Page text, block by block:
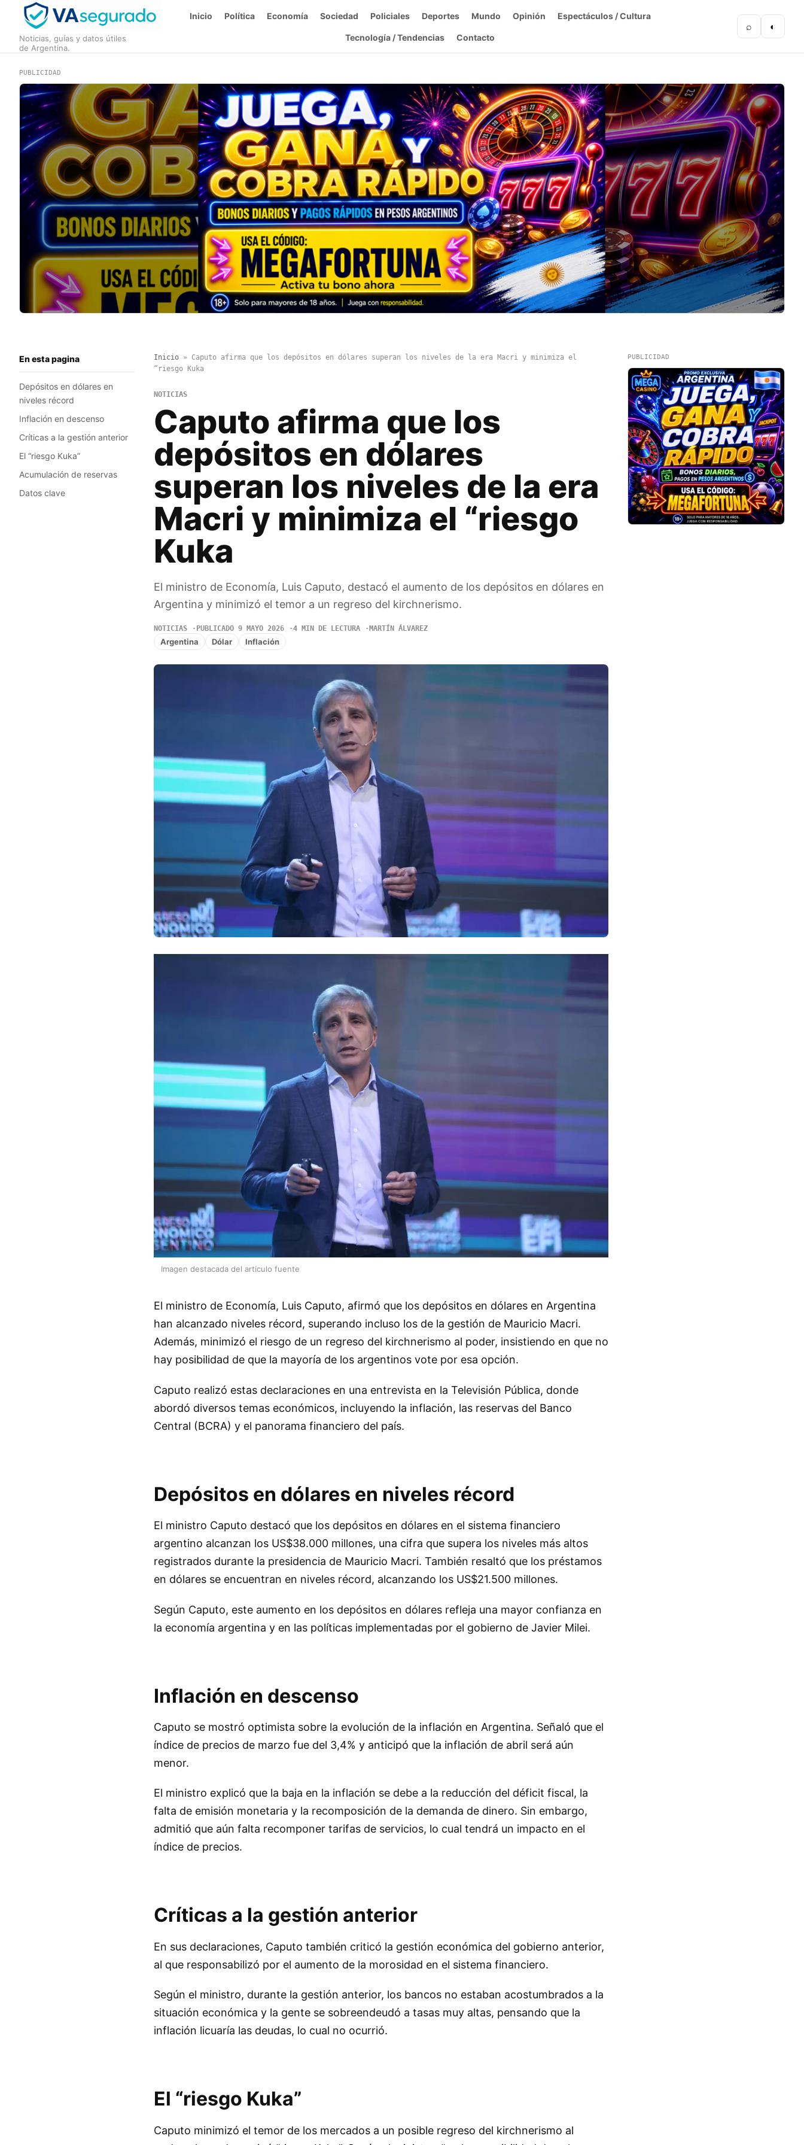
Noticias, guías y datos útiles
de Argentina.
Inicio Política Economía Sociedad Policiales Deportes Mundo Opinión Espectáculos / Cultura
Tecnología / Tendencias Contacto
⌕ ◐
PUBLICIDAD
En esta pagina
Depósitos en dólares en
niveles récord
Inflación en descenso
Críticas a la gestión anterior
El “riesgo Kuka”
Acumulación de reservas
Datos clave
Inicio» Caputo afirma que los depósitos en dólares superan los niveles de la era Macri y minimiza el
“riesgo Kuka
NOTICIAS
Caputo afirma que los
depósitos en dólares
superan los niveles de la era
Macri y minimiza el “riesgo
Kuka
El ministro de Economía, Luis Caputo, destacó el aumento de los depósitos en dólares en
Argentina y minimizó el temor a un regreso del kirchnerismo.
NOTICIAS PUBLICADO 9 MAYO 2026 4 MIN DE LECTURA MARTÍN ÁLVAREZ
Argentina Dólar Inflación
Imagen destacada del articulo fuente
El ministro de Economía, Luis Caputo, afirmó que los depósitos en dólares en Argentina
han alcanzado niveles récord, superando incluso los de la gestión de Mauricio Macri.
Además, minimizó el riesgo de un regreso del kirchnerismo al poder, insistiendo en que no
hay posibilidad de que la mayoría de los argentinos vote por esa opción.
Caputo realizó estas declaraciones en una entrevista en la Televisión Pública, donde
abordó diversos temas económicos, incluyendo la inflación, las reservas del Banco
Central (BCRA) y el panorama financiero del país.
Depósitos en dólares en niveles récord
El ministro Caputo destacó que los depósitos en dólares en el sistema financiero
argentino alcanzan los US$38.000 millones, una cifra que supera los niveles más altos
registrados durante la presidencia de Mauricio Macri. También resaltó que los préstamos
en dólares se encuentran en niveles récord, alcanzando los US$21.500 millones.
Según Caputo, este aumento en los depósitos en dólares refleja una mayor confianza en
la economía argentina y en las políticas implementadas por el gobierno de Javier Milei.
Inflación en descenso
Caputo se mostró optimista sobre la evolución de la inflación en Argentina. Señaló que el
índice de precios de marzo fue del 3,4% y anticipó que la inflación de abril será aún
menor.
El ministro explicó que la baja en la inflación se debe a la reducción del déficit fiscal, la
falta de emisión monetaria y la recomposición de la demanda de dinero. Sin embargo,
admitió que aún falta recomponer tarifas de servicios, lo cual tendrá un impacto en el
índice de precios.
Críticas a la gestión anterior
En sus declaraciones, Caputo también criticó la gestión económica del gobierno anterior,
al que responsabilizó por el aumento de la morosidad en el sistema financiero.
Según el ministro, durante la gestión anterior, los bancos no estaban acostumbrados a la
situación económica y la gente se sobreendeudó a tasas muy altas, pensando que la
inflación licuaría las deudas, lo cual no ocurrió.
El “riesgo Kuka”
Caputo minimizó el temor de los mercados a un posible regreso del kirchnerismo al
PUBLICIDAD